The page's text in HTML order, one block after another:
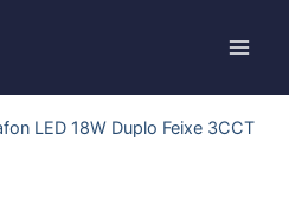
LED 18W Duplo Feixe 3CCT